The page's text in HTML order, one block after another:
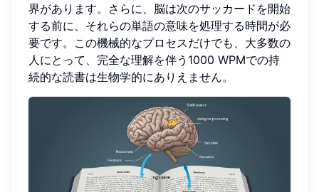
界があります。さらに、脳は次のサッカードを開始
する前に、それらの単語の意味を処理する時間が必
要です。この機械的なプロセスだけでも、大多数の
人にとって、完全な理解を伴う1000 WPMでの持
続的な読書は生物学的にありえません。